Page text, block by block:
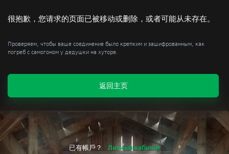
很抱歉，您请求的页面已被移动或删除，或者可能从未存在。
Проверяем, чтобы ваше соединение было крепким и зашифрованным, как
погреб с самогоном у дедушки на хуторе.
返回主页
已有帳戶？ Личный кабинет